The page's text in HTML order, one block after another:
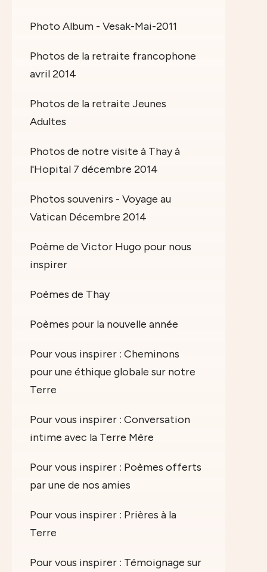
Photo Album - Vesak-Mai-2011
Photos de la retraite francophone
avril 2014
Photos de la retraite Jeunes
Adultes
Photos de notre visite à Thay à
l'Hopital 7 décembre 2014
Photos souvenirs - Voyage au
Vatican Décembre 2014
Poème de Victor Hugo pour nous
inspirer
Poèmes de Thay
Poèmes pour la nouvelle année
Pour vous inspirer : Cheminons
pour une éthique globale sur notre
Terre
Pour vous inspirer : Conversation
intime avec la Terre Mère
Pour vous inspirer : Poèmes offerts
par une de nos amies
Pour vous inspirer : Prières à la
Terre
Pour vous inspirer : Témoignage sur